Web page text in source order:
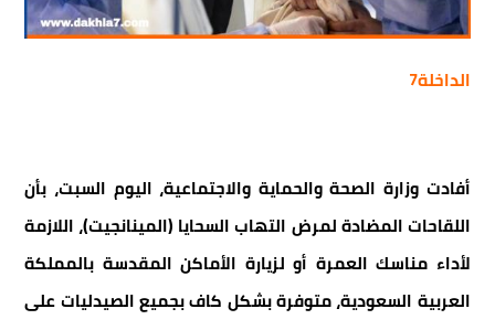
الداخلة7
أفادت وزارة الصحة والحماية والاجتماعية، اليوم السبت، بأن
اللقاحات المضادة لمرض التهاب السحايا (المينانجيت)، اللازمة
لأداء مناسك العمرة أو لزيارة الأماكن المقدسة بالمملكة
العربية السعودية، متوفرة بشكل كاف بجميع الصيدليات على